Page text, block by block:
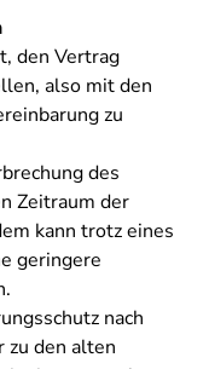
den Vertrag
also mit den
zu
des
Zeitraum der
kann trotz eines
geringere
nach
zu den alten